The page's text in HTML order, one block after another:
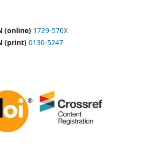
(online) 1729-570X
(print) 0130-5247